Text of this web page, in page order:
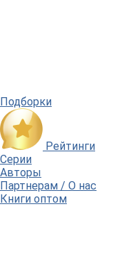
Подборки
Рейтинги
Серии
Авторы
Партнерам / О нас
Книги оптом